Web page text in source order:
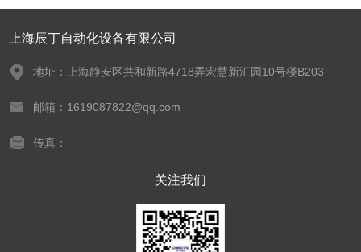
上海辰丁自动化设备有限公司
地址：上海静安区共和新路4718弄宏慧新汇园10号楼B203
邮箱：1619087822@qq.com
传真：
关注我们